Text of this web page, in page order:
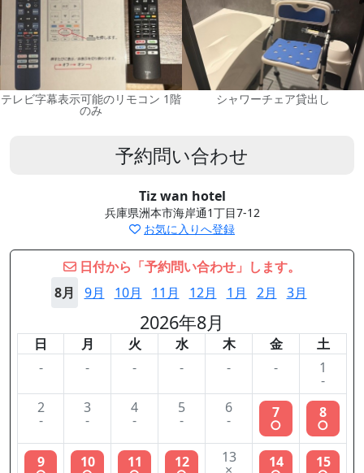
テレビ字幕表示可能のリモコン 1階
のみ
シャワーチェア貸出し
予約問い合わせ
Tiz wan hotel
兵庫県洲本市海岸通1丁目7-12
お気に入りへ登録
日付から「予約問い合わせ」します。
8月
9月 10月 11月 12月 1月 2月 3月
2026年8月
日 月 火 水 木 金
土
-
- - - - - 1
-
2
-
3
-
4
-
5
-
6
- 7
○
8
○
9 10 11 12 13 14 15